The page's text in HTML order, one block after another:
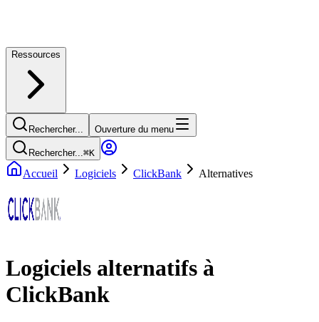
Ressources
Rechercher... Ouverture du menu
Rechercher...⌘K
Accueil Logiciels ClickBank Alternatives
Logiciels alternatifs à
ClickBank